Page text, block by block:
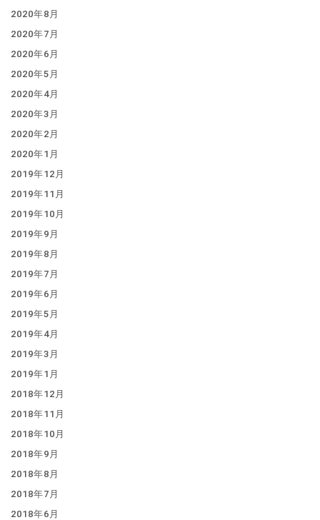
2020年8月
2020年7月
2020年6月
2020年5月
2020年4月
2020年3月
2020年2月
2020年1月
2019年12月
2019年11月
2019年10月
2019年9月
2019年8月
2019年7月
2019年6月
2019年5月
2019年4月
2019年3月
2019年1月
2018年12月
2018年11月
2018年10月
2018年9月
2018年8月
2018年7月
2018年6月